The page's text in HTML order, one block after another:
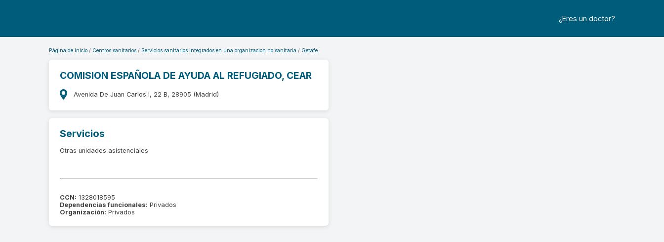
¿Eres un doctor?
Página de inicio Centros sanitarios Servicios sanitarios integrados en una organizacion no sanitaria Getafe
COMISION ESPAÑOLA DE AYUDA AL REFUGIADO, CEAR
Avenida De Juan Carlos I, 22 B, 28905 (Madrid)
Servicios
Otras unidades asistenciales
CCN: 1328018595
Dependencias funcionales: Privados
Organización: Privados